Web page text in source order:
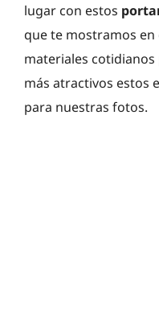
lugar con estos
que te mostramos
materiales
más atractivos estos
para nuestras fotos.